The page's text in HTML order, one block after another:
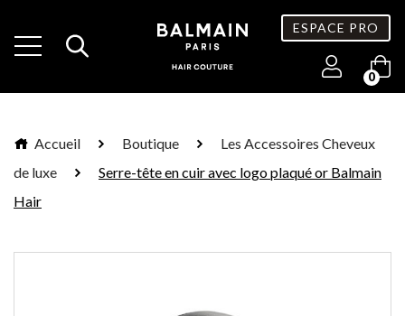
ESPACE PRO
0
Accueil Boutique
Les Accessoires Cheveux
de luxe
Serre-tête en cuir avec logo plaqué or Balmain
Hair